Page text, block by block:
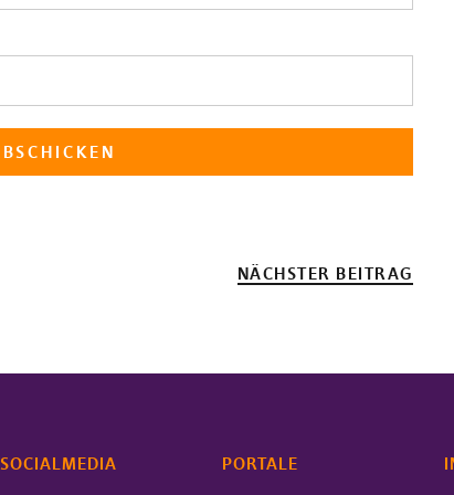
NÄCHSTER BEITRAG
SOCIALMEDIA PORTALE